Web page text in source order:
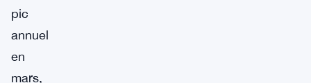
pic
annuel
en
mars,